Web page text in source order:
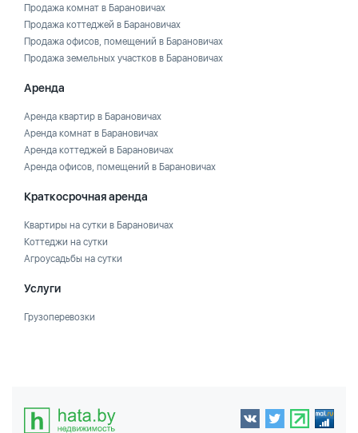
Продажа комнат в Барановичах
Продажа коттеджей в Барановичах
Продажа офисов, помещений в Барановичах
Продажа земельных участков в Барановичах
Аренда
Аренда квартир в Барановичах
Аренда комнат в Барановичах
Аренда коттеджей в Барановичах
Аренда офисов, помещений в Барановичах
Краткосрочная аренда
Квартиры на сутки в Барановичах
Коттеджи на сутки
Агроусадьбы на сутки
Услуги
Грузоперевозки